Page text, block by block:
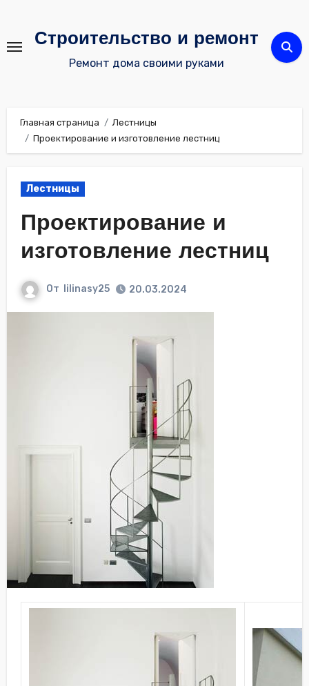
содержимому
Строительство и ремонт
Ремонт дома своими руками
Главная страница
Лестницы
Проектирование и изготовление лестниц
Лестницы
Проектирование и
изготовление лестниц
От lilinasy25 20.03.2024